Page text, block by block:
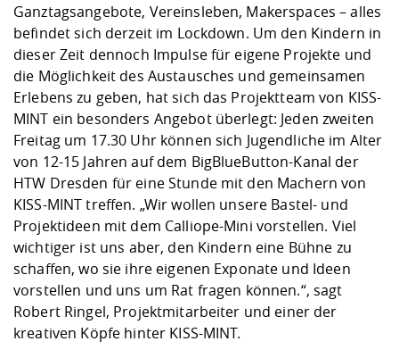
Vorbereitung
Checkliste zum
Studien- und
und Physik
Digitales Lernen
Fremdsprachen
Studieren in
Lebenslagen
Studentenwerk
Angebote der
Arbeit
Career Service
Lehren,
Weiterbilden im
Formulare und
Internationale
Formulare und
FIS -
Prototyping und
Gründung und
Kooperationen
Kontakt &
Klimaschutz &
Förderverein
Gremien und
Informatik/
Landbau/
Maschinenbau
Angebote für Unternehmen
Kontakt und Anfahrt
Qualitätssicherung
Ganztagsangebote, Vereinsleben, Makerspaces – alles
befindet sich derzeit im Lockdown. Um den Kindern in
dieser Zeit dennoch Impulse für eigene Projekte und
die Möglichkeit des Austausches und gemeinsamen
Erlebens zu geben, hat sich das Projektteam von KISS-
MINT ein besonders Angebot überlegt: Jeden zweiten
Freitag um 17.30 Uhr können sich Jugendliche im Alter
von 12-15 Jahren auf dem BigBlueButton-Kanal der
HTW Dresden für eine Stunde mit den Machern von
KISS-MINT treffen. „Wir wollen unsere Bastel- und
Projektideen mit dem Calliope-Mini vorstellen. Viel
wichtiger ist uns aber, den Kindern eine Bühne zu
schaffen, wo sie ihre eigenen Exponate und Ideen
vorstellen und uns um Rat fragen können.“, sagt
Robert Ringel, Projektmitarbeiter und einer der
kreativen Köpfe hinter KISS-MINT.